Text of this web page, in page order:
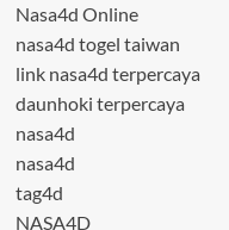
Nasa4d Online
nasa4d togel taiwan
link nasa4d terpercaya
daunhoki terpercaya
nasa4d
nasa4d
tag4d
NASA4D